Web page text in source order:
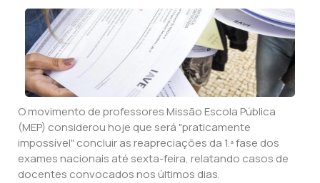
O movimento de professores Missão Escola Pública
(MEP) considerou hoje que será "praticamente
impossível" concluir as reapreciações da 1.ª fase dos
exames nacionais até sexta-feira, relatando casos de
docentes convocados nos últimos dias.